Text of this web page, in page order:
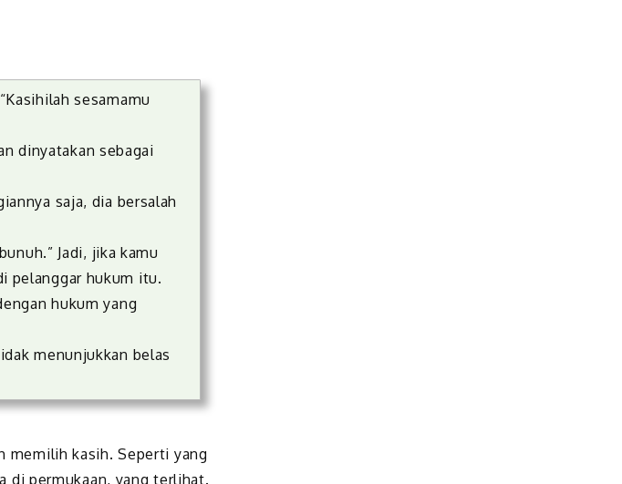
sesamamu
dinyatakan sebagai
saja, dia bersalah
Jadi, jika kamu
pelanggar hukum itu.
hukum yang
menunjukkan belas
memilih kasih. Seperti yang
di permukaan, yang terlihat.